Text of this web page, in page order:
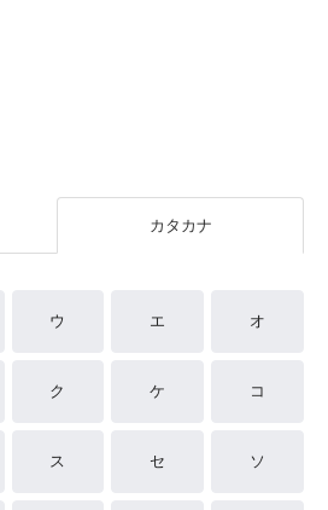
カタカナ
ウ エ オ
ク ケ コ
ス セ ソ